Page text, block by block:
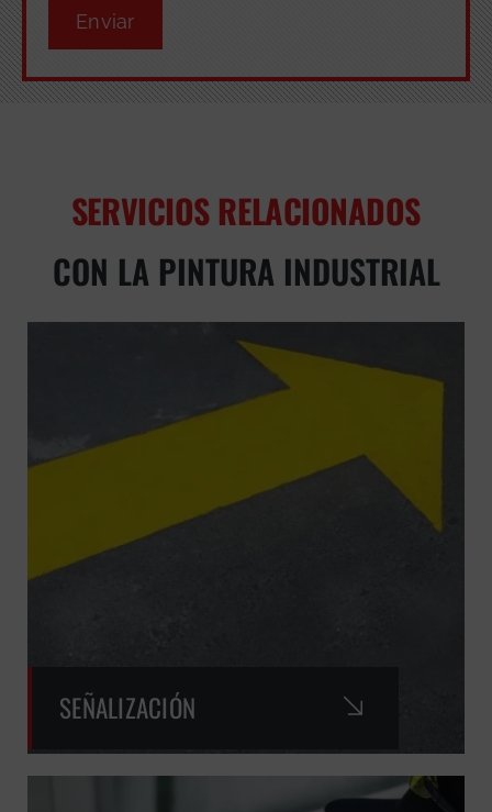
Enviar
SERVICIOS RELACIONADOS
CON LA PINTURA INDUSTRIAL
SEÑALIZACIÓN